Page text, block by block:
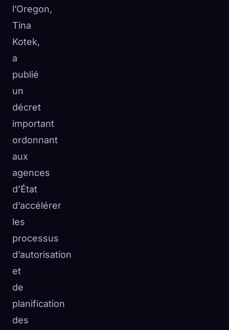
l’Oregon,
Tina
Kotek,
a
publié
un
décret
important
ordonnant
aux
agences
d’État
d’accélérer
les
processus
d’autorisation
et
de
planification
des
☁️Sauvegardez votre collection sur tous les appareils